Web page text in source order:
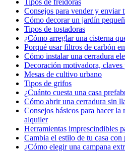
Tipos de freidoras
Consejos para vender y enviar
Cómo decorar un jardín
Tipos de tostadoras
¿Cómo arreglar una cisterna
Porqué usar filtros de carbón
Cómo instalar una cerradura
Decoración motivadora, claves
Mesas de cultivo urbano
Tipos de grifos
¿Cuánto cuesta una casa
Cómo abrir una cerradura sin
Consejos básicos para hacer
alquiler
Herramientas imprescindibles
Cambia el estilo de tu casa con
¿Cómo elegir una campana